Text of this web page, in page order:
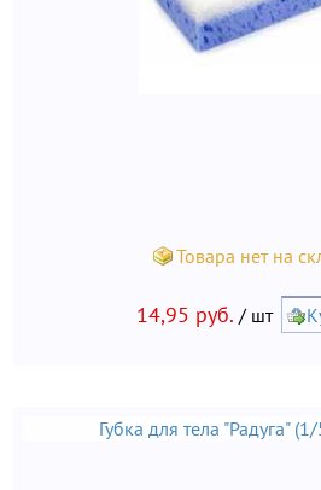
Товара нет на
14,95 руб. / шт
Губка для тела "Радуга"